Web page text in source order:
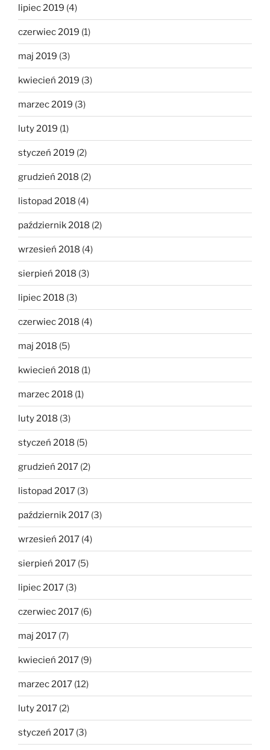
lipiec 2019 (4)
czerwiec 2019 (1)
maj 2019 (3)
kwiecień 2019 (3)
marzec 2019 (3)
luty 2019 (1)
styczeń 2019 (2)
grudzień 2018 (2)
listopad 2018 (4)
październik 2018 (2)
wrzesień 2018 (4)
sierpień 2018 (3)
lipiec 2018 (3)
czerwiec 2018 (4)
maj 2018 (5)
kwiecień 2018 (1)
marzec 2018 (1)
luty 2018 (3)
styczeń 2018 (5)
grudzień 2017 (2)
listopad 2017 (3)
październik 2017 (3)
wrzesień 2017 (4)
sierpień 2017 (5)
lipiec 2017 (3)
czerwiec 2017 (6)
maj 2017 (7)
kwiecień 2017 (9)
marzec 2017 (12)
luty 2017 (2)
styczeń 2017 (3)